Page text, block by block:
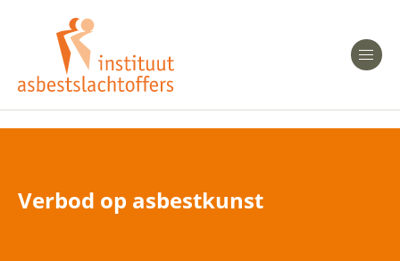
Heeft u Mesothelioom?
Heeft u Asbestose?
Bent u arts?
Asbest en Gezondheid
Verbod op asbestkunst